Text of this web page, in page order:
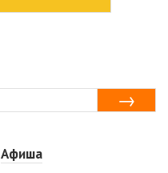
Афиша